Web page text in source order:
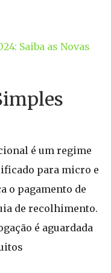
Saiba as Novas
é um regime
para micro e
o pagamento de
de recolhimento.
é aguardada